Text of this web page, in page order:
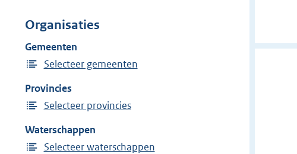
Organisaties
Gemeenten
Selecteer gemeenten
Provincies
Selecteer provincies
Waterschappen
Selecteer waterschappen